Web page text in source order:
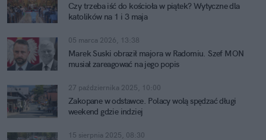
Czy trzeba iść do kościoła w piątek? Wytyczne dla
katolików na 1 i 3 maja
05 marca 2026, 13:38
Marek Suski obraził majora w Radomiu. Szef MON
musiał zareagować na jego popis
27 października 2025, 10:00
Zakopane w odstawce. Polacy wolą spędzać długi
weekend gdzie indziej
15 sierpnia 2025, 08:30